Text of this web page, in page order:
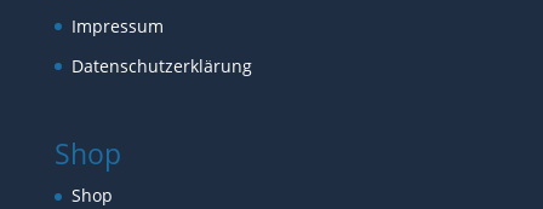
Impressum
Datenschutzerklärung
Shop
Shop